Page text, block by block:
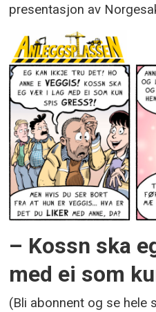
presentasjon av
– Kossn ska
med ei som
(Bli abonnent og se hele